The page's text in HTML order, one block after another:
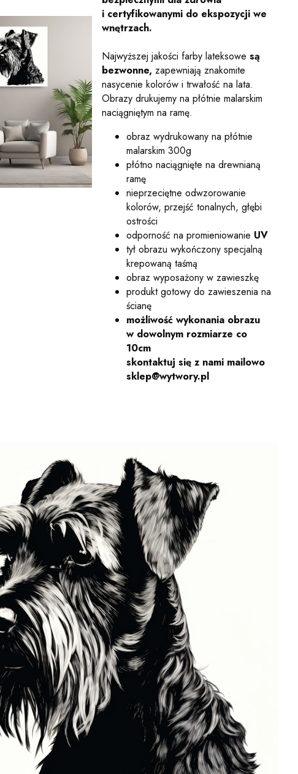
i certyfikowanymi do ekspozycji we
wnętrzach.
Najwyższej jakości farby lateksowe są
bezwonne, zapewniają znakomite
nasycenie kolorów i trwałość na lata.
Obrazy drukujemy na płótnie malarskim
naciągniętym na ramę.
obraz wydrukowany na płótnie
malarskim 300g
płótno naciągnięte na drewnianą
ramę
nieprzeciętne odwzorowanie
kolorów, przejść tonalnych, głębi
ostrości
odporność na promieniowanie UV
tył obrazu wykończony specjalną
krepowaną taśmą
obraz wyposażony w zawieszkę
produkt gotowy do zawieszenia na
ścianę
możliwość wykonania obrazu
w dowolnym rozmiarze co
10cm
skontaktuj się z nami mailowo
sklep@wytwory.pl